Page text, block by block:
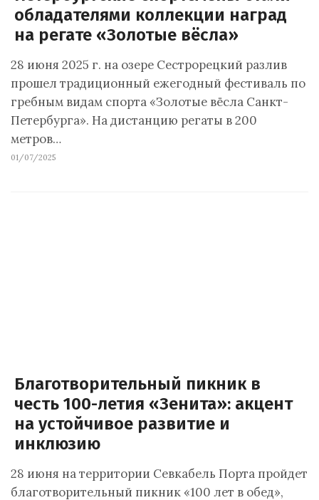
обладателями коллекции наград
на регате «Золотые вёсла»
28 июня 2025 г. на озере Сестрорецкий разлив
прошел традиционный ежегодный фестиваль по
гребным видам спорта «Золотые вёсла Санкт-
Петербурга». На дистанцию регаты в 200
метров…
01/07/2025
Благотворительный пикник в
честь 100-летия «Зенита»: акцент
на устойчивое развитие и
инклюзию
28 июня на территории Севкабель Порта пройдет
благотворительный пикник «100 лет в обед»,